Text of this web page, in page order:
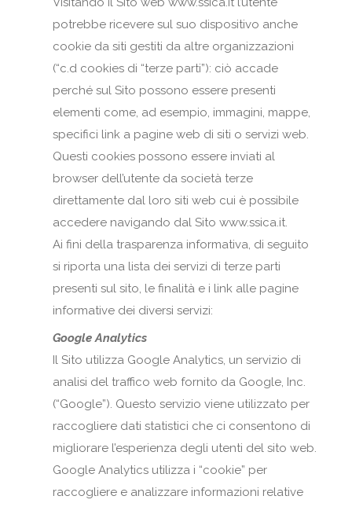
potrebbe ricevere sul suo dispositivo anche
cookie da siti gestiti da altre organizzazioni
(“c.d cookies di “terze parti”): ciò accade
perché sul Sito possono essere presenti
elementi come, ad esempio, immagini, mappe,
specifici link a pagine web di siti o servizi web.
Questi cookies possono essere inviati al
browser dell’utente da società terze
direttamente dal loro siti web cui è possibile
accedere navigando dal Sito www.ssica.it.
Ai fini della trasparenza informativa, di seguito
si riporta una lista dei servizi di terze parti
presenti sul sito, le finalità e i link alle pagine
informative dei diversi servizi:
Google Analytics
Il Sito utilizza Google Analytics, un servizio di
analisi del traffico web fornito da Google, Inc.
(“Google”). Questo servizio viene utilizzato per
raccogliere dati statistici che ci consentono di
migliorare l’esperienza degli utenti del sito web.
Google Analytics utilizza i “cookie” per
raccogliere e analizzare informazioni relative